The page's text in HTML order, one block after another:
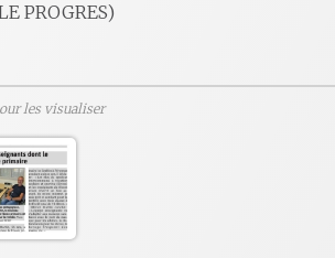
PROGRES)
les visualiser